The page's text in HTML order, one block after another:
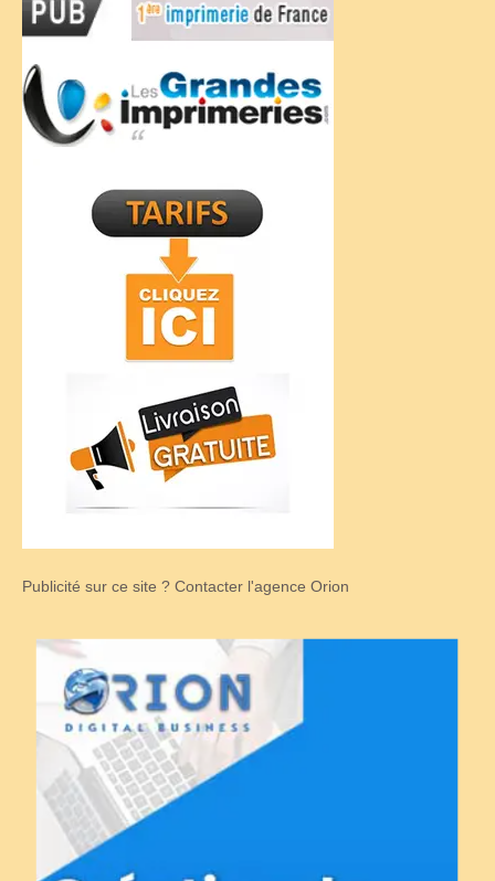
Publicité sur ce site ? Contacter l'agence Orion